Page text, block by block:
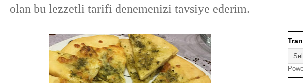
olan bu lezzetli tarifi denemenizi tavsiye ederim.